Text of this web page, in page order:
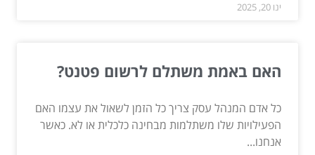
ינו 20, 2025
האם באמת משתלם לרשום פטנט?
כל אדם המנהל עסק צריך כל הזמן לשאול את עצמו האם
הפעילויות שלו משתלמות מבחינה כלכלית או לא. כאשר
אנחנו...